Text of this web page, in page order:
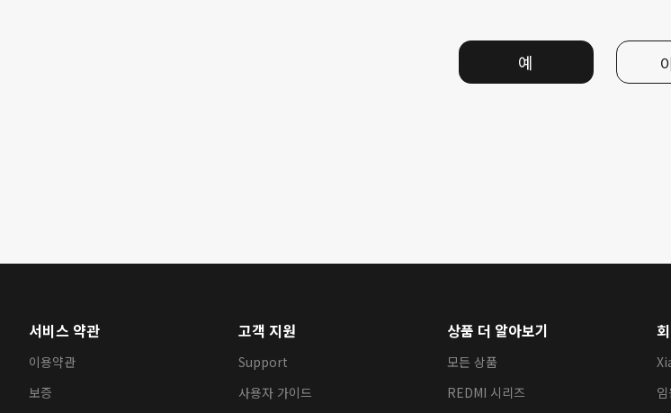
예
서비스 약관
이용약관
보증
고객 지원
Support
사용자 가이드
상품 더 알아보기
모든 상품
REDMI 시리즈